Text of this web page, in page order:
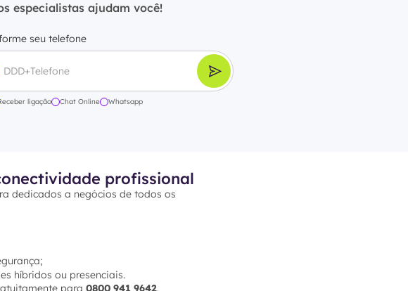
especialistas ajudam você!
seu telefone
ligação Chat Online Whatsapp
profissional
dedicados a negócios de todos os
híbridos ou presenciais.
para 0800 941 9642.